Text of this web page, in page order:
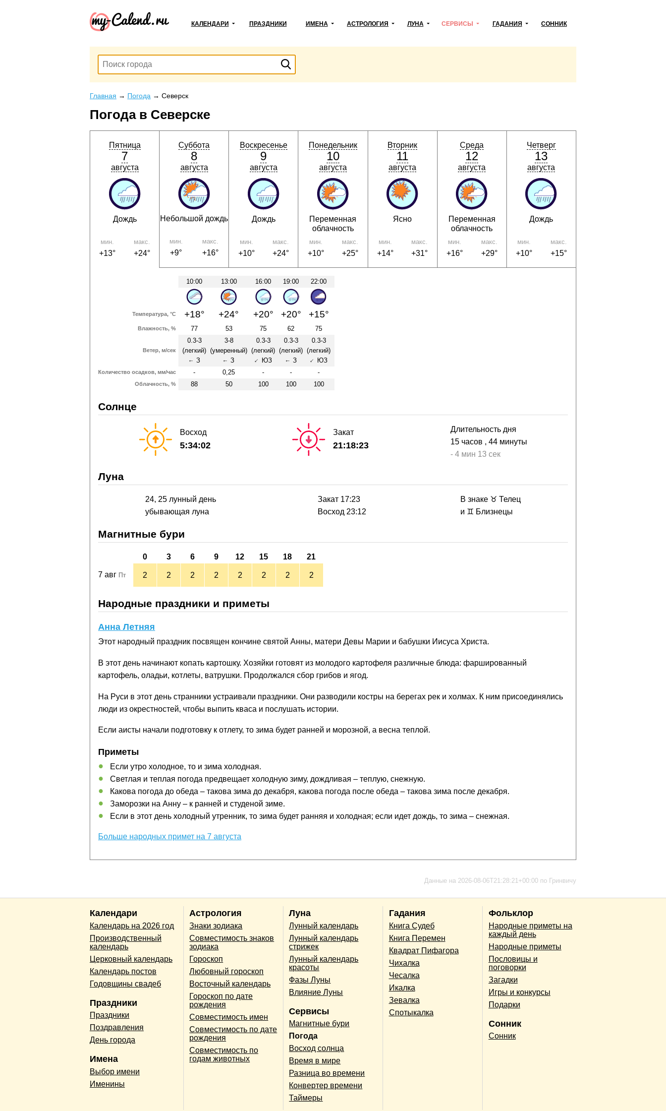
КАЛЕНДАРИ ПРАЗДНИКИ ИМЕНА АСТРОЛОГИЯ ЛУНА СЕРВИСЫ ГАДАНИЯ СОННИК
Главная → Погода → Северск
Погода в Северске
Пятница
7
августа
Дождь
мин.
+13°
макс.
+24°
Суббота
8
августа
Небольшой дождь
мин.
+9°
макс.
+16°
Воскресенье
9
августа
Дождь
мин.
+10°
макс.
+24°
Понедельник
10
августа
Переменная
облачность
мин.
+10°
макс.
+25°
Вторник
11
августа
Ясно
мин.
+14°
макс.
+31°
Среда
12
августа
Переменная
облачность
мин.
+16°
макс.
+29°
Четверг
13
августа
Дождь
мин.
+10°
макс.
+15°
10:00 13:00 16:00 19:00 22:00
Температура, °C +18° +24° +20° +20° +15°
Влажность, % 77 53 75 62 75
Ветер, м/сек
0.3-3
(легкий)
↑З
3-8
(умеренный)
↑З
0.3-3
(легкий)
↑ ЮЗ
0.3-3
(легкий)
↑З
0.3-3
(легкий)
↑ ЮЗ
Количество осадков, мм/час - 0,25 - - -
Облачность, % 88 50 100 100 100
Солнце
Восход
5:34:02
Закат
21:18:23
Длительность дня
15 часов , 44 минуты
- 4 мин 13 сек
Луна
24, 25 лунный день
убывающая луна
Закат 17:23
Восход 23:12
В знаке ♉ Телец
и ♊ Близнецы
Магнитные бури
0 3 6 9 12 15 18 21
7 авг Пт 2 2 2 2 2 2 2 2
Народные праздники и приметы
Анна Летняя
Этот народный праздник посвящен кончине святой Анны, матери Девы Марии и бабушки Иисуса Христа.
В этот день начинают копать картошку. Хозяйки готовят из молодого картофеля различные блюда: фаршированный
картофель, оладьи, котлеты, ватрушки. Продолжался сбор грибов и ягод.
На Руси в этот день странники устраивали праздники. Они разводили костры на берегах рек и холмах. К ним присоединялись
люди из окрестностей, чтобы выпить кваса и послушать истории.
Если аисты начали подготовку к отлету, то зима будет ранней и морозной, а весна теплой.
Приметы
Если утро холодное, то и зима холодная.
Светлая и теплая погода предвещает холодную зиму, дождливая – теплую, снежную.
Какова погода до обеда – такова зима до декабря, какова погода после обеда – такова зима после декабря.
Заморозки на Анну – к ранней и студеной зиме.
Если в этот день холодный утренник, то зима будет ранняя и холодная; если идет дождь, то зима – снежная.
Больше народных примет на 7 августа
Данные на 2026-08-06T21:28:21+00:00 по Гринвичу
Календари
Календарь на 2026 год
Производственный
календарь
Церковный календарь
Календарь постов
Годовщины свадеб
Праздники
Праздники
Поздравления
День города
Имена
Выбор имени
Именины
Астрология
Знаки зодиака
Совместимость знаков
зодиака
Гороскоп
Любовный гороскоп
Восточный календарь
Гороскоп по дате
рождения
Совместимость имен
Совместимость по дате
рождения
Совместимость по
годам животных
Луна
Лунный календарь
Лунный календарь
стрижек
Лунный календарь
красоты
Фазы Луны
Влияние Луны
Сервисы
Магнитные бури
Погода
Восход солнца
Время в мире
Разница во времени
Конвертер времени
Таймеры
Гадания
Книга Судеб
Книга Перемен
Квадрат Пифагора
Чихалка
Чесалка
Икалка
Зевалка
Спотыкалка
Фольклор
Народные приметы на
каждый день
Народные приметы
Пословицы и
поговорки
Загадки
Игры и конкурсы
Подарки
Сонник
Сонник